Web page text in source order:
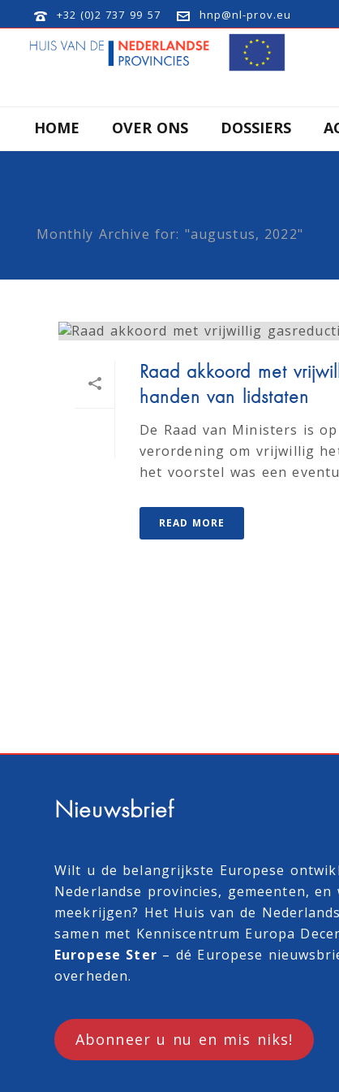
+32 (0)2 737 99 57 hnp@nl-prov.eu
HOME OVER ONS DOSSIERS
Monthly Archive for: "augustus, 2022"
Raad akkoord met
handen van lidstaten
De Raad van Ministers is
verordening om vrijwillig
het voorstel was een
READ MORE
Nieuwsbrief
Wilt u de belangrijkste Europese
Nederlandse provincies, gemeenten, en
meekrijgen? Het Huis van de
samen met Kenniscentrum Europa
Europese Ster – dé Europese
overheden.
Abonneer u nu en mis niks!